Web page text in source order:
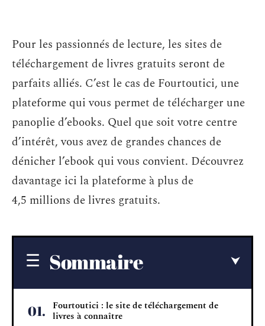
Pour les passionnés de lecture, les sites de
téléchargement de livres gratuits seront de
parfaits alliés. C’est le cas de Fourtoutici, une
plateforme qui vous permet de télécharger une
panoplie d’ebooks. Quel que soit votre centre
d’intérêt, vous avez de grandes chances de
dénicher l’ebook qui vous convient. Découvrez
davantage ici la plateforme à plus de
4,5 millions de livres gratuits.
Sommaire
Fourtoutici : le site de téléchargement de
livres à connaître